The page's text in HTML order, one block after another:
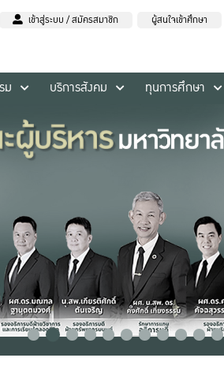
เข้าสู่ระบบ / สมัครสมาชิก ผู้สนใจเข้าศึกษา
ม บริการสังคม ทุนการศึกษา